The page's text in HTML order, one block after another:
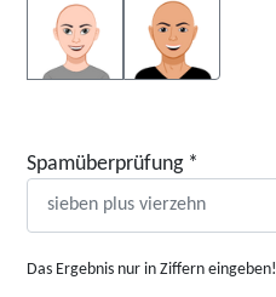
Spamüberprüfung *
Das Ergebnis nur in Ziffern eingeben!